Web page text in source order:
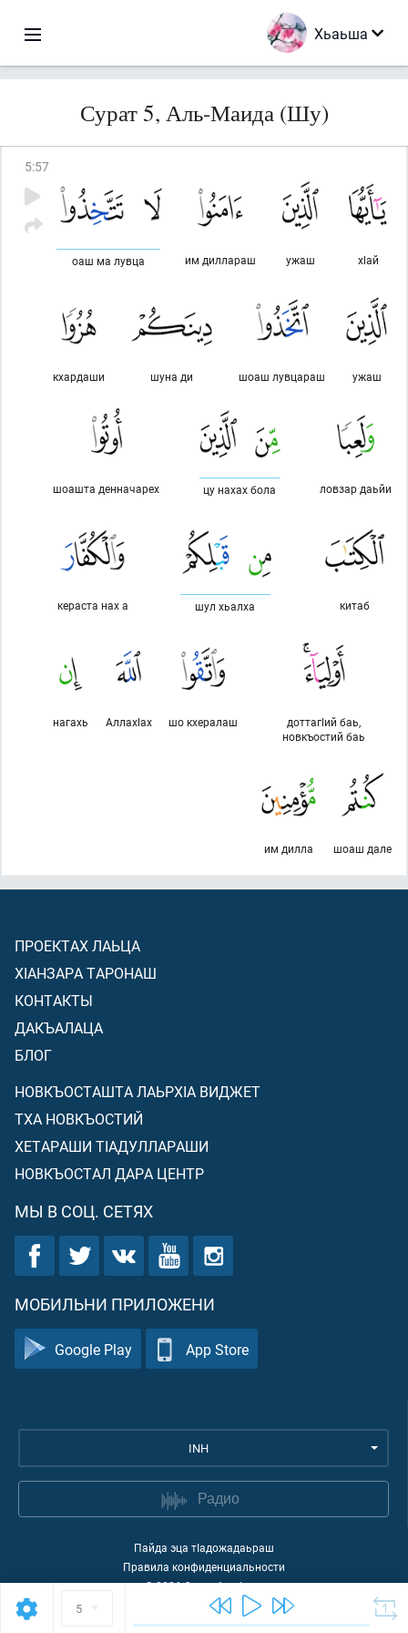
Хьаьша
5
Сурат 5, Аль-Маида (Шу)
5:57
хlай
ужаш
им диллараш
оаш ма лувца
ужаш
шоаш лувцараш
шуна ди
кхардаши
ловзар даьйи
цу нахах бола
шоашта денначарех
китаб
шул хьалха
кераста нах а
доттагlий баь,
новкъостий баь
шо кхералаш
Аллахlах
нагахь
шоаш дале
им дилла
ПРОЕКТАХ ЛАЬЦА
ХIАНЗАРА ТАРОНАШ
КОНТАКТЫ
ДАКЪАЛАЦА
БЛОГ
НОВКЪОСТАШТА ЛАЬРХIА ВИДЖЕТ
ТХА НОВКЪОСТИЙ
ХЕТАРАШИ ТIАДУЛЛАРАШИ
НОВКЪОСТАЛ ДАРА ЦЕНТР
МЫ В СОЦ. СЕТЯХ
МОБИЛЬНИ ПРИЛОЖЕНИ
Google Play App Store
INH
Радио
Пайда эца тIадожадаьраш
Правила конфиденциальности
©2026Quran Academy